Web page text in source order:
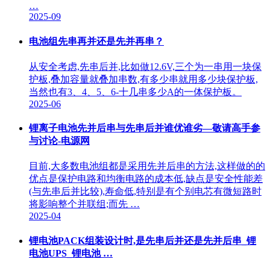
…
2025-09
电池组先串再并还是先并再串？
从安全考虑,先串后并,比如做12.6V,三个为一串用一块保
护板,叠加容量就叠加串数,有多少串就用多少块保护板,
当然也有3、4、5、6-十几串多少A的一体保护板。
2025-06
锂离子电池先并后串与先串后并谁优谁劣—敬请高手参
与讨论-电源网
目前,大多数电池组都是采用先并后串的方法,这样做的的
优点是保护电路和均衡电路的成本低,缺点是安全性能差
(与先串后并比较),寿命低,特别是有个别电芯有微短路时
将影响整个并联组;而先 …
2025-04
锂电池PACK组装设计时,是先串后并还是先并后串_锂
电池UPS_锂电池 …